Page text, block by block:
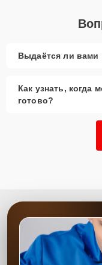
Выдаётся ли вами
Как узнать, когда
готово?